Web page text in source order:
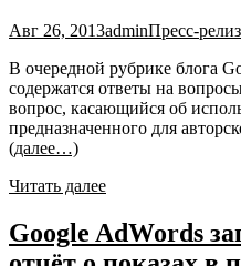
Авг 26, 2013adminПресс-
В очередной рубрике блога
содержатся ответы на
вопрос, касающийся об
предназначенного для
(далее…)
Читать далее
Google AdWords